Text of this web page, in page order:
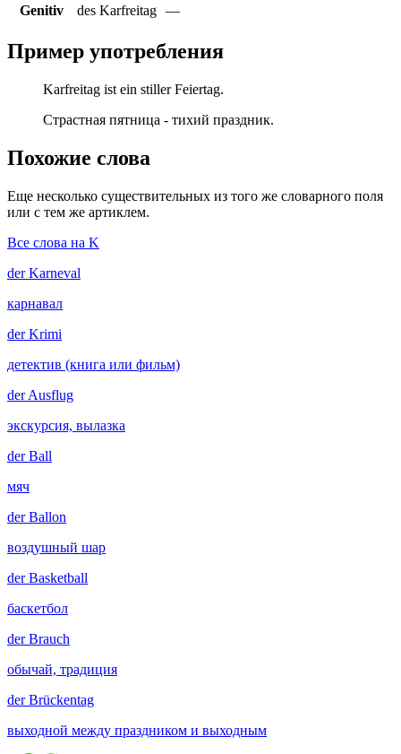
Genitiv
des Karfreitag —
Пример употребления
Karfreitag ist ein stiller Feiertag.
Страстная пятница - тихий праздник.
Похожие слова
Еще несколько существительных из того же словарного поля
или с тем же артиклем.
Все слова на K
derKarneval
карнавал
derKrimi
детектив (книга или фильм)
derAusflug
экскурсия, вылазка
derBall
мяч
derBallon
воздушный шар
derBasketball
баскетбол
derBrauch
обычай, традиция
derBrückentag
выходной между праздником и выходным